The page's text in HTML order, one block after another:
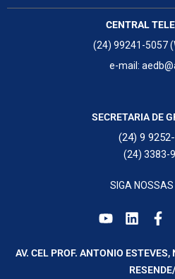
CENTRAL
(24) 99241-5057
e-mail:
SECRETARIA DE
(24) 9
(24) 3383-
SIGA NOSSAS
AV. CEL PROF. ANTONIO